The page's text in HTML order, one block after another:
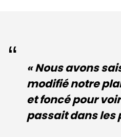
« Nous avons
modifié notre
et foncé pour
passait dans les